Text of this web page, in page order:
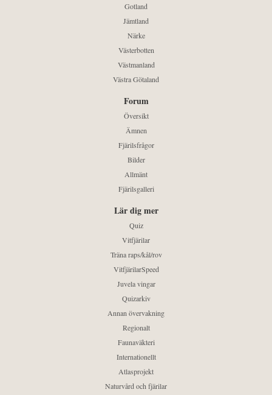
Gotland
Jämtland
Närke
Västerbotten
Västmanland
Västra Götaland
Forum
Översikt
Ämnen
Fjärilsfrågor
Bilder
Allmänt
Fjärilsgalleri
Lär dig mer
Quiz
Vitfjärilar
Träna raps/kål/rov
VitfjärilarSpeed
Juvela vingar
Quizarkiv
Annan övervakning
Regionalt
Faunaväkteri
Internationellt
Atlasprojekt
Naturvård och fjärilar